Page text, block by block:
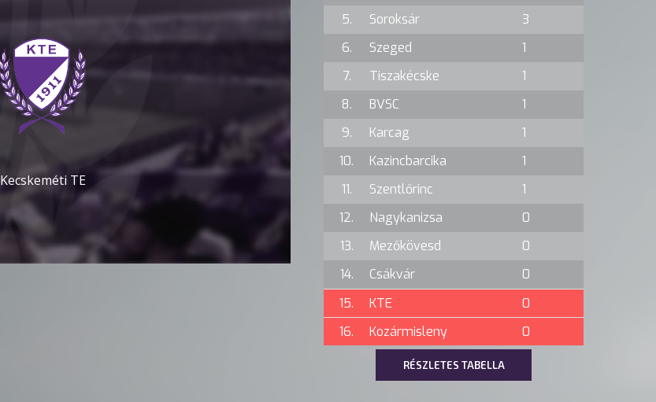
Kecskeméti TE
5.
Soroksár
3
6.
Szeged
1
7.
Tiszakécske
1
8.
BVSC
1
9.
Karcag
1
10.
Kazincbarcika
1
11.
Szentlőrinc
1
12.
Nagykanizsa
0
13.
Mezőkövesd
0
14.
Csákvár
0
15.
KTE
0
16.
Kozármisleny 0
RÉSZLETES TABELLA